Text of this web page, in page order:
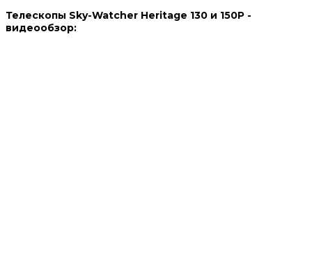
Телескопы Sky-Watcher Heritage 130 и 150P -
видеообзор: